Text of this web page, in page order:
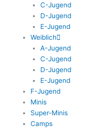
C-Jugend
D-Jugend
E-Jugend
Weiblich
A-Jugend
C-Jugend
D-Jugend
E-Jugend
F-Jugend
Minis
Super-Minis
Camps